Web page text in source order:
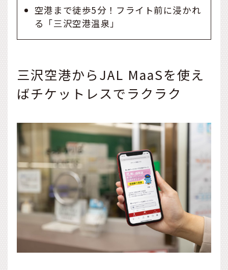
空港まで徒歩5分！フライト前に浸かれ
る「三沢空港温泉」
三沢空港からJAL MaaSを使え
ばチケットレスでラクラク